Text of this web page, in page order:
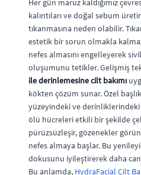
Her gün maruz kaldığımız
kalıntıları ve doğal sebum
tıkanmasına neden olabilir.
estetik bir sorun olmakla
nefes almasını engelleyerek
oluşumunu tetikler. Gelişmiş
ile derinlemesine cilt bakımı
kökten çözüm sunar. Özel
yüzeyindeki ve
ölü hücreleri etkili bir şekilde
pürüzsüzleşir, gözenekler
nefes almaya başlar. Bu
dokusunu iyileştirerek daha
Bu anlamda, HydraFacial Cilt